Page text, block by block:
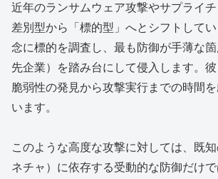
近年のランサムウェア攻撃やサプライ
差別型から「標的型」へとシフトして
念に標的を調査し、最も防御が手薄な箇
先企業）を踏み台にして侵入します。彼
脆弱性の発見から攻撃実行までの時間
います。
このような高度な攻撃に対しては、既
ネチャ）に依存する受動的な防御だけ